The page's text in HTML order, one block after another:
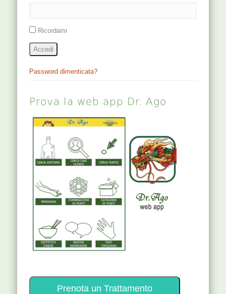
Ricordami
Accedi
Password dimenticata?
Prova la web app Dr. Ago
Prenota un Trattamento